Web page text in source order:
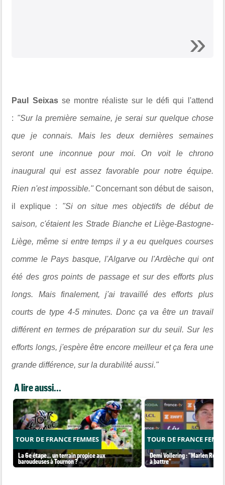
Paul Seixasse montre réaliste sur le défi qui l'attend
: "Sur la première semaine, je serai sur quelque chose
que je connais. Mais les deux dernières semaines
seront une inconnue pour moi. On voit le chrono
inaugural qui est assez favorable pour notre équipe.
Rien n'est impossible." Concernant son début de saison,
il explique : "Si on situe mes objectifs de début de
saison, c'étaient les Strade Bianche et Liège-Bastogne-
Liège, même si entre temps il y a eu quelques courses
comme le Pays basque, l'Algarve ou l'Ardèche qui ont
été des gros points de passage et sur des efforts plus
longs. Mais finalement, j'ai travaillé des efforts plus
courts de type 4-5 minutes. Donc ça va être un travail
différent en termes de préparation sur du seuil. Sur les
efforts longs, j'espère être encore meilleur et ça fera une
grande différence, sur la durabilité aussi."
A lire aussi...
TOUR DE FRANCE FEMMES
La 6e étape… un terrain propice aux
baroudeuses à Tournon ?
TOUR DE FRANCE
Demi Vollering : "Marlen
à battre"